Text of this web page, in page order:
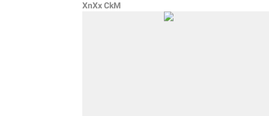
XnXx CkM